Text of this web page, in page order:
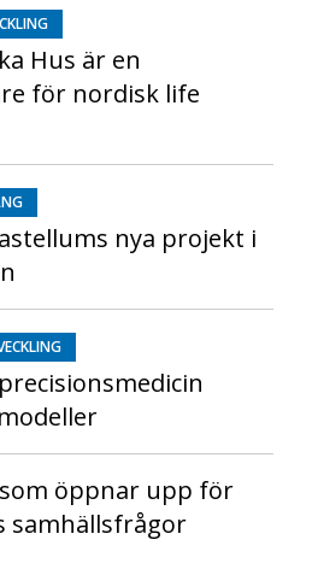
Hus är en
för nordisk life
nya projekt i
öppnar upp för
samhällsfrågor